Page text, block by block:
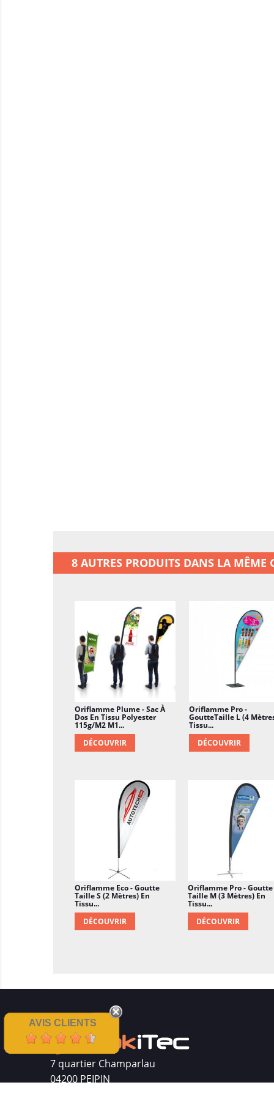
8 AUTRES PRODUITS DANS LA MÊME
Oriflamme Plume - Sac À
Dos En Tissu Polyester
115g/m2 M1...
DÉCOUVRIR
Oriflamme Pro -
GoutteTaille L (4
Tissu...
DÉCOUVRIR
Oriflamme Eco - Goutte
Taille S (2 Mètres) En
Tissu...
DÉCOUVRIR
Oriflamme Pro - Goutte
Taille M (3 Mètres) En
Tissu...
DÉCOUVRIR
7 quartier Champarlau
04200 PEIPIN
AVIS CLIENTS